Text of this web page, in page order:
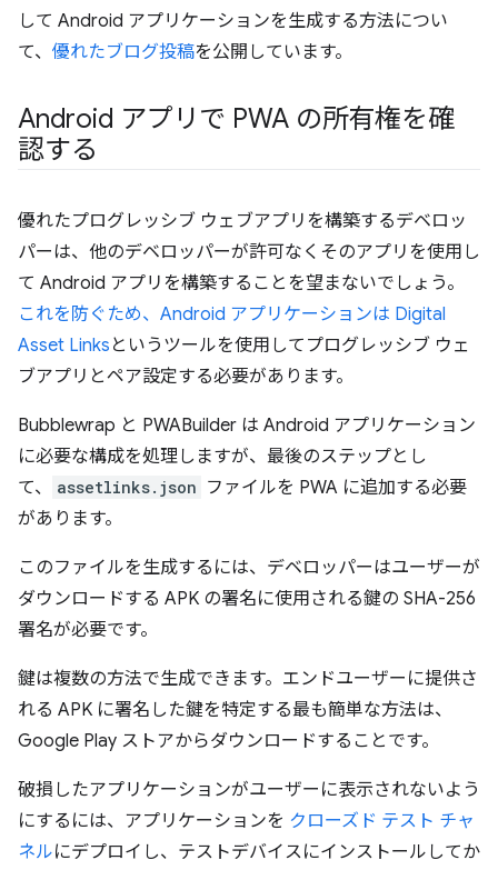
して Android アプリケーションを生成する方法につい
て、 優れたブログ投稿を公開しています。
Android アプリで PWA の所有権を確
認する
優れたプログレッシブ ウェブアプリを構築するデベロッ
パーは、他のデベロッパーが許可なくそのアプリを使用し
て Android アプリを構築することを望まないでしょう。
これを防ぐため、Android アプリケーションは Digital
Asset Links というツールを使用してプログレッシブ ウェ
ブアプリとペア設定する必要があります。
Bubblewrap と PWABuilder は Android アプリケーション
に必要な構成を処理しますが、最後のステップとし
て、
assetlinks.json ファイルを PWA に追加する必要
があります。
このファイルを生成するには、デベロッパーはユーザーが
ダウンロードする APK の署名に使用される鍵の SHA-256
署名が必要です。
鍵は複数の方法で生成できます。エンドユーザーに提供さ
れる APK に署名した鍵を特定する最も簡単な方法は、
Google Play ストアからダウンロードすることです。
破損したアプリケーションがユーザーに表示されないよう
にするには、アプリケーションを クローズド テスト チャ
ネルにデプロイし、テストデバイスにインストールしてか